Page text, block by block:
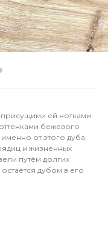
присущими ей нотками
бежевого
от этого дуба,
и жизненных
путём долгих
дубом в его